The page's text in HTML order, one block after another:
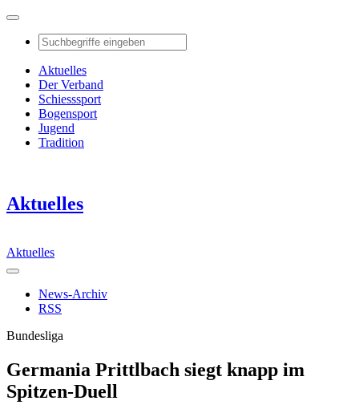
Aktuelles
Der Verband
Schiesssport
Bogensport
Jugend
Tradition
Aktuelles
Aktuelles
News-Archiv
RSS
Bundesliga
Germania Prittlbach siegt knapp im
Spitzen-Duell